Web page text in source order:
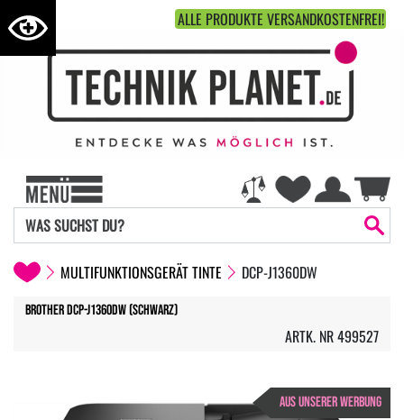
ALLE PRODUKTE VERSANDKOSTENFREI!
MULTIFUNKTIONSGERÄT TINTE DCP-J1360DW
Brother DCP-J1360DW (Schwarz)
ARTK. NR 499527
AUS UNSERER WERBUNG